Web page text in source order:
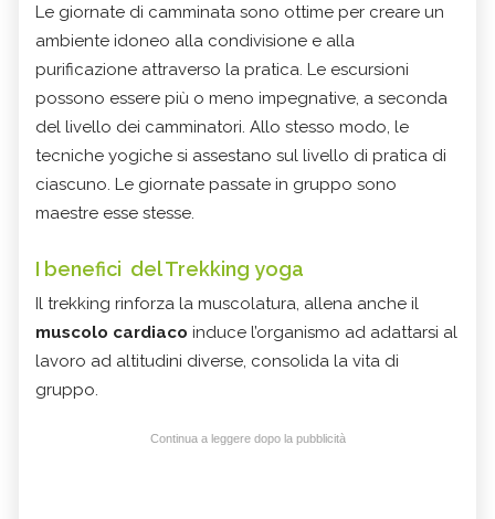
Le giornate di camminata sono ottime per creare un
ambiente idoneo alla condivisione e alla
purificazione attraverso la pratica. Le escursioni
possono essere più o meno impegnative, a seconda
del livello dei camminatori. Allo stesso modo, le
tecniche yogiche si assestano sul livello di pratica di
ciascuno. Le giornate passate in gruppo sono
maestre esse stesse.
I benefici del Trekking yoga
Il trekking rinforza la muscolatura, allena anche il
muscolo cardiaco induce l’organismo ad adattarsi al
lavoro ad altitudini diverse, consolida la vita di
gruppo.
Continua a leggere dopo la pubblicità